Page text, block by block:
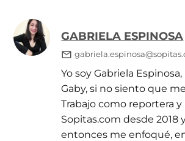
GABRIELA ESPINOSA
Yo soy Gabriela
Gaby, si no siento que
Trabajo como reportera
Sopitas.com desde 2018
entonces me enfoqué,